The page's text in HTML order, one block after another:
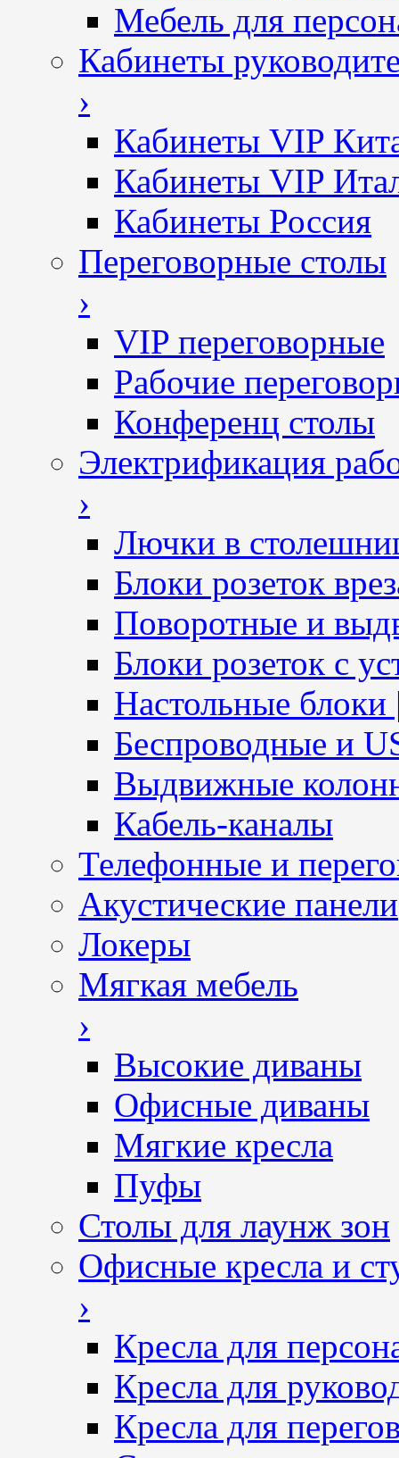
Мебель для
Кабинеты
›
Кабинеты VIP
Кабинеты VIP
Кабинеты Россия
Переговорные столы
›
VIP переговорные
Рабочие
Конференц столы
Электрификация
›
Лючки в
Блоки розеток
Поворотные и
Блоки розеток с
Настольные блоки
Беспроводные и
Выдвижные
Кабель-каналы
Телефонные и
Акустические панели
Локеры
Мягкая мебель
›
Высокие диваны
Офисные диваны
Мягкие кресла
Пуфы
Столы для лаунж зон
Офисные кресла и
›
Кресла для
Кресла для
Кресла для